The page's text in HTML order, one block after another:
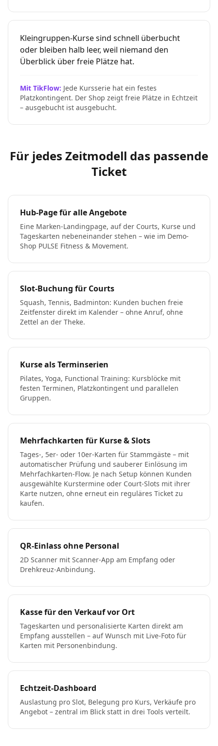
Kleingruppen-Kurse sind schnell überbucht
oder bleiben halb leer, weil niemand den
Überblick über freie Plätze hat.
Mit TikFlow: Jede Kursserie hat ein festes
Platzkontingent. Der Shop zeigt freie Plätze in Echtzeit
– ausgebucht ist ausgebucht.
Für jedes Zeitmodell das passende
Ticket
Hub-Page für alle Angebote
Eine Marken-Landingpage, auf der Courts, Kurse und
Tageskarten nebeneinander stehen – wie im Demo-
Shop PULSE Fitness & Movement.
Slot-Buchung für Courts
Squash, Tennis, Badminton: Kunden buchen freie
Zeitfenster direkt im Kalender – ohne Anruf, ohne
Zettel an der Theke.
Kurse als Terminserien
Pilates, Yoga, Functional Training: Kursblöcke mit
festen Terminen, Platzkontingent und parallelen
Gruppen.
Mehrfachkarten für Kurse & Slots
Tages-, 5er- oder 10er-Karten für Stammgäste – mit
automatischer Prüfung und sauberer Einlösung im
Mehrfachkarten-Flow. Je nach Setup können Kunden
ausgewählte Kurstermine oder Court-Slots mit ihrer
Karte nutzen, ohne erneut ein reguläres Ticket zu
kaufen.
QR-Einlass ohne Personal
2D Scanner mit Scanner-App am Empfang oder
Drehkreuz-Anbindung.
Kasse für den Verkauf vor Ort
Tageskarten und personalisierte Karten direkt am
Empfang ausstellen – auf Wunsch mit Live-Foto für
Karten mit Personenbindung.
Echtzeit-Dashboard
Auslastung pro Slot, Belegung pro Kurs, Verkäufe pro
Angebot – zentral im Blick statt in drei Tools verteilt.